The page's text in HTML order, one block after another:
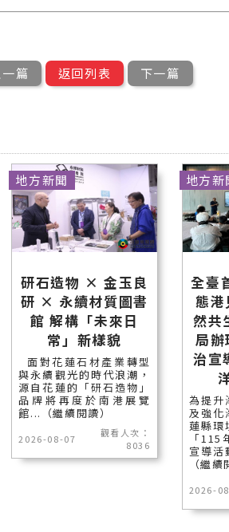
篇 返回列表 下一篇
研石造物 × 金玉良
研 × 永續材質圖書
館 解構「未來日
常」新樣貌
面對花蓮石材產業轉型
與永續觀光的時代浪潮，
源自花蓮的「研石造物」
品牌將再度於南港展覽
館...（繼續閱讀）
2026-08-07
觀看人次：
8036
地方新聞
全臺
態港
然共
局辦
治宣
為提升
及強化
蓮縣環
「
宣導活
（繼續
2026-
地方新